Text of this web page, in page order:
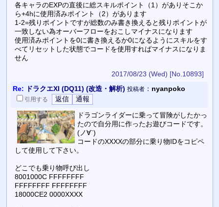
各キャラのEXPの直後に総スキルポイント（1）がありそこか
ら+4hに使用済みポイント（2）があります
1-2=残りポイントですが総数のみ書き換えると残りポイントが
一致しない為オーバーフローをおこしマイナスになります
使用済みポイントを0に書き換えるか0になるようにスキルをす
べてリセットした状態でコードを使用すればマイナスになりま
せん
2017/08/23 (Wed) [No.10893]
Re: ドラクエXI (DQ11) (改造・解析) 投稿者： nyanpoko
引用する
ドラゴンライダーに乗って冒険がしたかっ
たので自分用に作ったお遊びコードです。
(ノ∀`)
コードのXXXXの部分に乗り物IDをコピペ
して使用して下さい。
どこでも乗り物呼び出し
8001000C FFFFFFFF
FFFFFFFF FFFFFFFF
18000CE2 0000XXXX